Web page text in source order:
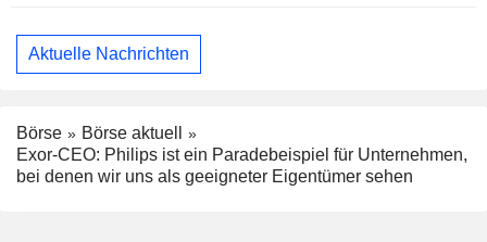
Aktuelle Nachrichten
Börse
Börse aktuell
Exor-CEO: Philips ist ein Paradebeispiel für Unternehmen,
bei denen wir uns als geeigneter Eigentümer sehen